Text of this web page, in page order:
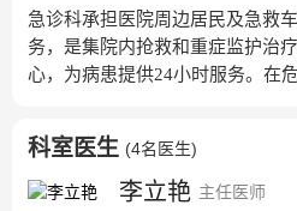
急诊科承担医院周边居民及急救
务，是集院内抢救和重症监护治
心，为病患提供24小时服务。在
后1人，学历及职业构成梯队合理
科临床工作20余年、积累了丰富
科室医生 (4名医生)
李立艳 主任医师